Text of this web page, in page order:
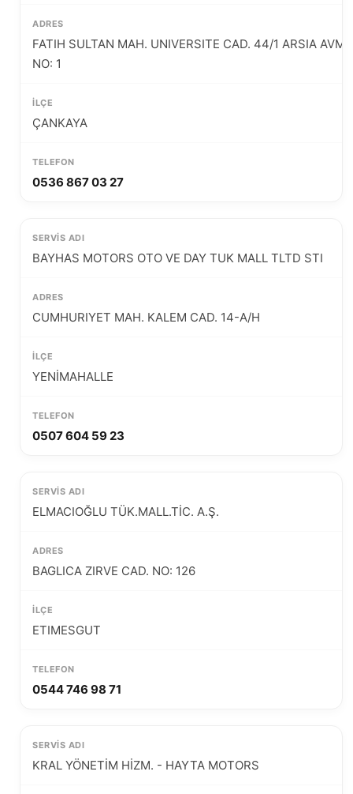
FATIH SULTAN MAH. UNIVERSITE CAD. 44/1 ARSIA AVM
NO: 1
ÇANKAYA
0536 867 03 27
BAYHAS MOTORS OTO VE DAY TUK MALL TLTD STI
CUMHURIYET MAH. KALEM CAD. 14-A/H
YENİMAHALLE
0507 604 59 23
ELMACIOĞLU TÜK.MALL.TİC. A.Ş.
BAGLICA ZIRVE CAD. NO: 126
ETIMESGUT
0544 746 98 71
KRAL YÖNETİM HİZM. - HAYTA MOTORS